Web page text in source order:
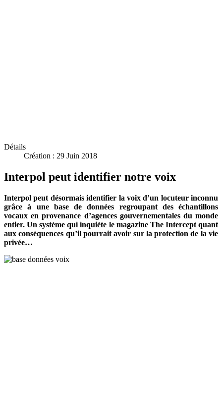
Détails
Création : 29 Juin 2018
Interpol peut identifier notre voix
Interpol peut désormais identifier la voix d’un locuteur inconnu
grâce à une base de données regroupant des échantillons
vocaux en provenance d’agences gouvernementales du monde
entier. Un système qui inquiète le magazine The Intercept quant
aux conséquences qu’il pourrait avoir sur la protection de la vie
privée…